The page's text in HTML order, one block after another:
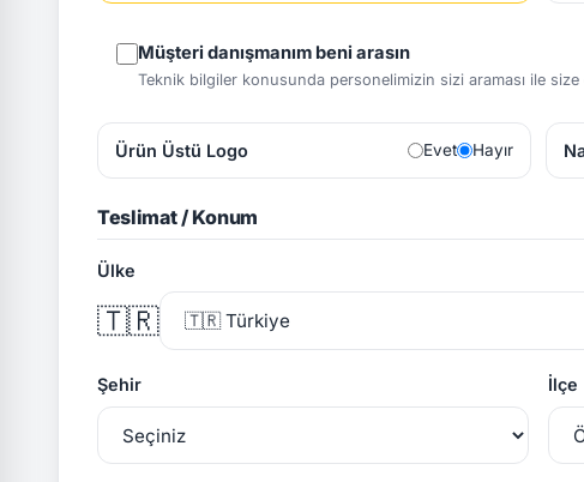
Müşteri danışmanım beni arasın
Teknik bilgiler konusunda personelimizin sizi araması ile size
Ürün Üstü Logo Evet Hayır
Teslimat / Konum
Ülke
🇹🇷
Şehir İlçe